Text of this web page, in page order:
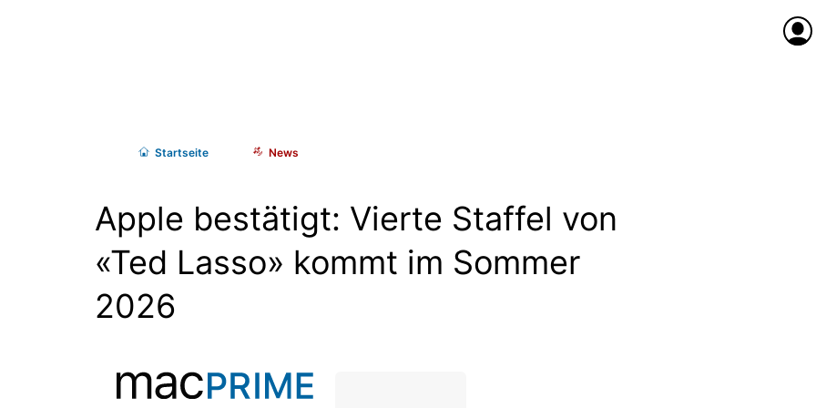
Startseite News
Apple bestätigt: Vierte Staffel von
«Ted Lasso» kommt im Sommer
2026